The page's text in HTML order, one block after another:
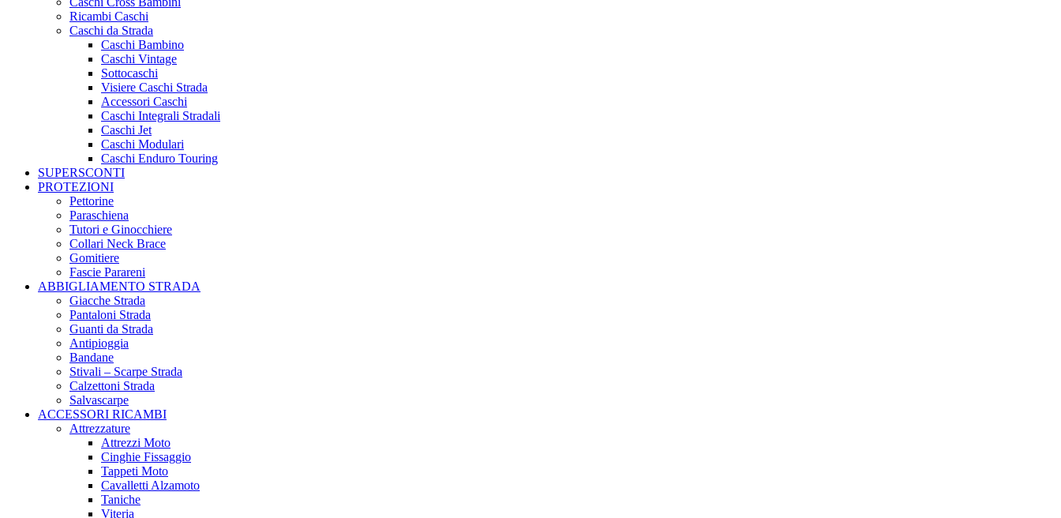
Ricambi Caschi
Caschi da Strada
Caschi Bambino
Caschi Vintage
Sottocaschi
Visiere Caschi Strada
Accessori Caschi
Caschi Integrali Stradali
Caschi Jet
Caschi Modulari
Caschi Enduro Touring
SUPERSCONTI
PROTEZIONI
Pettorine
Paraschiena
Tutori e Ginocchiere
Collari Neck Brace
Gomitiere
Fascie Parareni
ABBIGLIAMENTO STRADA
Giacche Strada
Pantaloni Strada
Guanti da Strada
Antipioggia
Bandane
Stivali – Scarpe Strada
Calzettoni Strada
Salvascarpe
ACCESSORI RICAMBI
Attrezzature
Attrezzi Moto
Cinghie Fissaggio
Tappeti Moto
Cavalletti Alzamoto
Taniche
Viteria